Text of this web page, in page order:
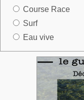
Course Race
Surf
Eau vive